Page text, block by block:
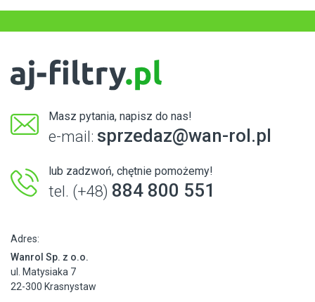
Masz pytania, napisz do nas!
e-mail: sprzedaz@wan-rol.pl
lub zadzwoń, chętnie pomożemy!
tel. (+48) 884 800 551
Adres:
Wanrol Sp. z o.o.
ul. Matysiaka 7
22-300 Krasnystaw